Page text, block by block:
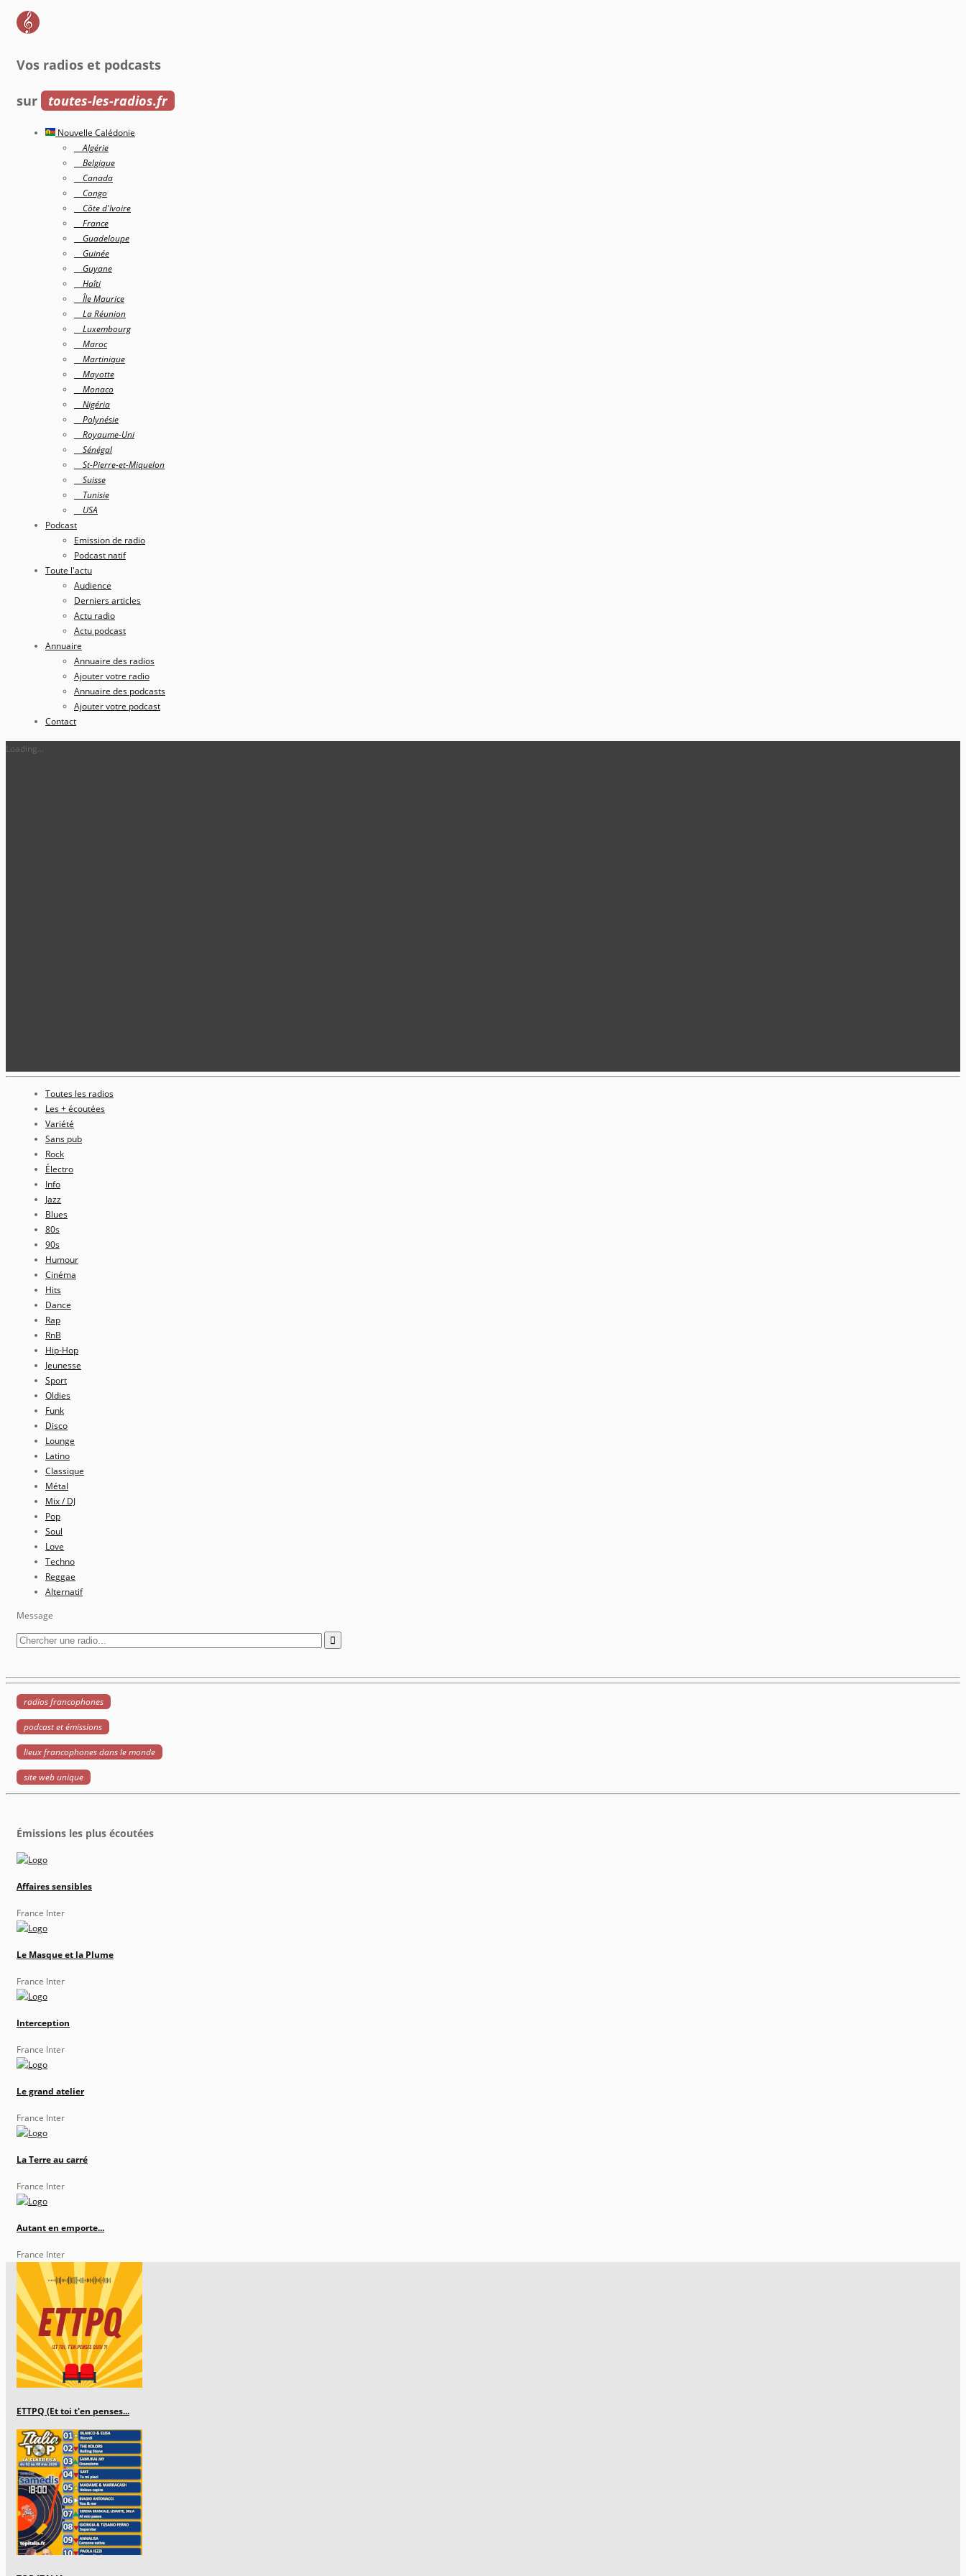
Vos radios et podcasts
sur toutes-les-radios.fr
Nouvelle Calédonie
Algérie
Belgique
Canada
Congo
Côte d'Ivoire
France
Guadeloupe
Guinée
Guyane
Haîti
Île Maurice
La Réunion
Luxembourg
Maroc
Martinique
Mayotte
Monaco
Nigéria
Polynésie
Royaume-Uni
Sénégal
St-Pierre-et-Miquelon
Suisse
Tunisie
USA
Podcast
Emission de radio
Podcast natif
Toute l'actu
Audience
Derniers articles
Actu radio
Actu podcast
Annuaire
Annuaire des radios
Ajouter votre radio
Annuaire des podcasts
Ajouter votre podcast
Contact
Loading...
Toutes les radios
Les + écoutées
Variété
Sans pub
Rock
Électro
Info
Jazz
Blues
80s
90s
Humour
Cinéma
Hits
Dance
Rap
RnB
Hip-Hop
Jeunesse
Sport
Oldies
Funk
Disco
Lounge
Latino
Classique
Métal
Mix / DJ
Pop
Soul
Love
Techno
Reggae
Alternatif
Message
radios francophones
podcast et émissions
lieux francophones dans le monde
site web unique
Émissions les plus écoutées
Affaires sensibles
France Inter
Le Masque et la Plume
France Inter
Interception
France Inter
Le grand atelier
France Inter
La Terre au carré
France Inter
Autant en emporte...
France Inter
ETTPQ (Et toi t'en penses...